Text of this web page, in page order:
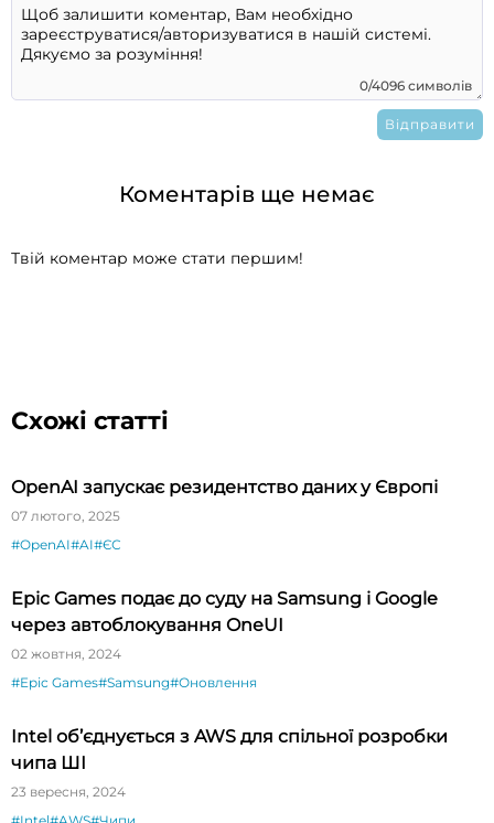
0/4096 символів
Коментарів ще немає
Твій коментар може стати першим!
Схожі статті
OpenAI запускає резидентство даних у Європі
07 лютого, 2025
#OpenAI#AI#ЄС
Epic Games подає до суду на Samsung і Google
через автоблокування OneUI
02 жовтня, 2024
#Epic Games#Samsung#Оновлення
Intel об’єднується з AWS для спільної розробки
чипа ШІ
23 вересня, 2024